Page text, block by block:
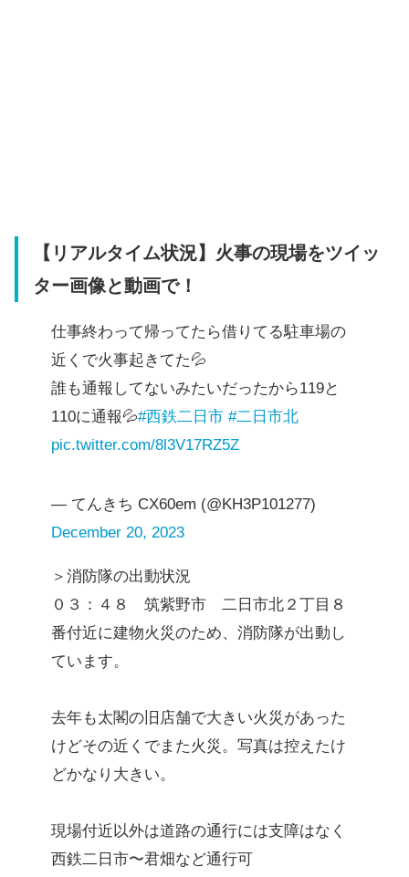
【リアルタイム状況】火事の現場をツイッ
ター画像と動画で！
仕事終わって帰ってたら借りてる駐車場の
近くで火事起きてた💦
誰も通報してないみたいだったから119と
110に通報💦#西鉄二日市 #二日市北
pic.twitter.com/8l3V17RZ5Z
— てんきち CX60em (@KH3P101277)
December 20, 2023
＞消防隊の出動状況
０３：４８ 筑紫野市 二日市北２丁目８
番付近に建物火災のため、消防隊が出動し
ています。
去年も太閣の旧店舗で大きい火災があった
けどその近くでまた火災。写真は控えたけ
どかなり大きい。
現場付近以外は道路の通行には支障はなく
西鉄二日市〜君畑など通行可